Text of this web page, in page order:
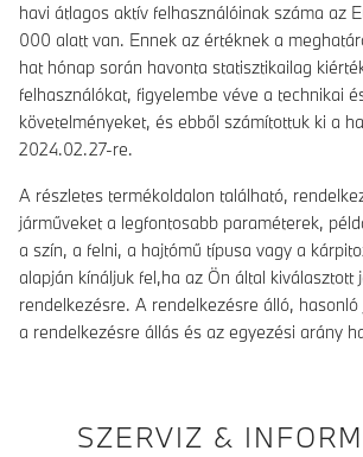
havi átlagos aktív felhasználóinak száma az
000 alatt van. Ennek az értéknek a
hat hónap során havonta statisztikailag
felhasználókat, figyelembe véve a technikai
követelményeket, és ebből számítottuk ki a
2024.02.27-re.
A részletes termékoldalon található,
járműveket a legfontosabb paraméterek,
a szín, a felni, a hajtómű típusa vagy a
alapján kínáljuk fel,ha az Ön által kiválasztott
rendelkezésre. A rendelkezésre álló,
a rendelkezésre állás és az egyezési arány
SZERVIZ &